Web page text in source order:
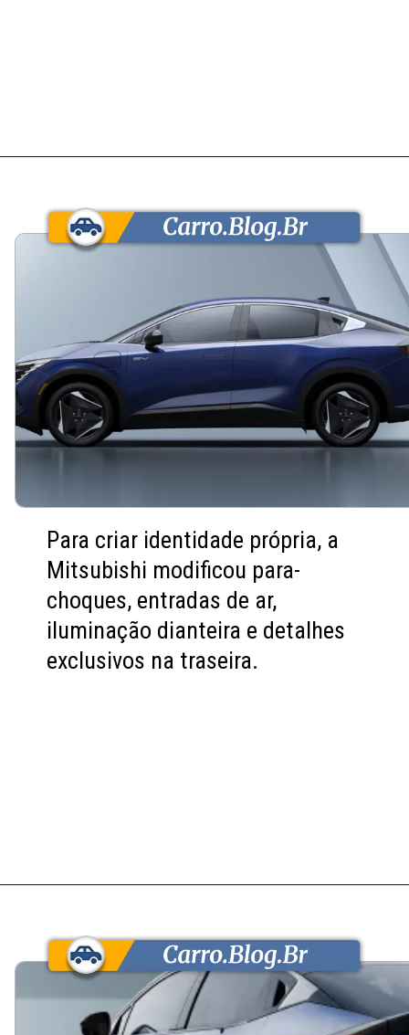
Para criar identidade própria, a
Mitsubishi modificou para-
choques, entradas de ar,
iluminação dianteira e detalhes
exclusivos na traseira.